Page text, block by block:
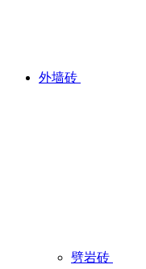
外墙砖
劈岩砖